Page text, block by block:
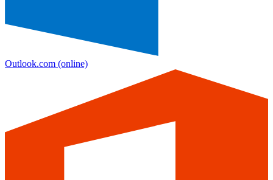
Outlook.com (online)